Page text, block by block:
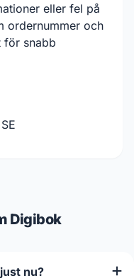
eller fel på
ordernummer och
för snabb
Digibok
nu?